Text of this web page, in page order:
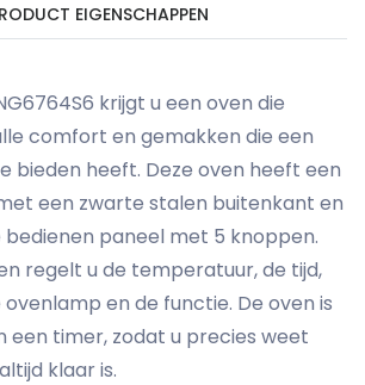
EIGENSCHAPPEN
krijgt u een oven die
comfort en gemakken die een
bieden heeft. Deze oven heeft een
een zwarte stalen buitenkant en
paneel met 5 knoppen.
regelt u de temperatuur, de tijd,
en de functie. De oven is
een timer, zodat u precies weet
klaar is.